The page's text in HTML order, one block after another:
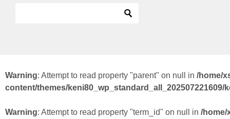
Warning: Attempt to read property "parent" on null in /home/
content/themes/keni80_wp_standard_all_202507221609/
Warning: Attempt to read property "term_id" on null in /home/